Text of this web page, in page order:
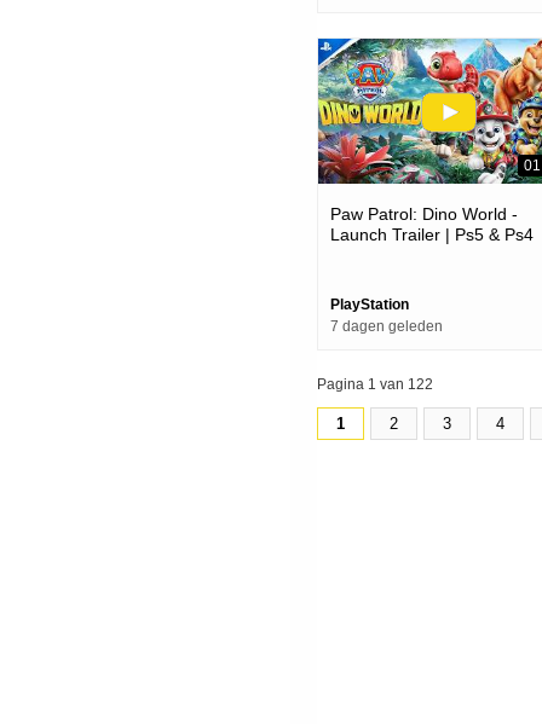
Paw Patrol: Dino World -
Launch Trailer | Ps5 & Ps4
PlayStation
7 dagen geleden
Pagina 1 van 122
1 2 3 4